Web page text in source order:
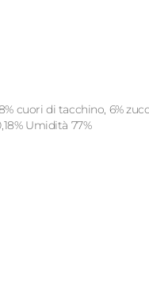
cuori di tacchino, 6%
Umidità 77%